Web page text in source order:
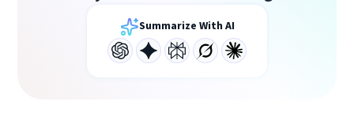
Summarize With AI